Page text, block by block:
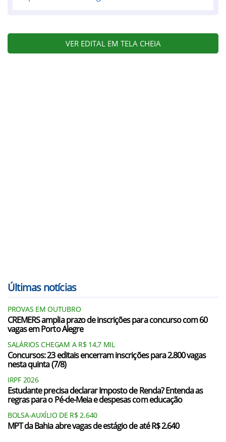
VER EDITAL EM TELA CHEIA
Últimas notícias
PROVAS EM OUTUBRO
CREMERS amplia prazo de inscrições para concurso com 60
vagas em Porto Alegre
SALÁRIOS CHEGAM A R$ 14,7 MIL
Concursos: 23 editais encerram inscrições para 2.800 vagas
nesta quinta (7/8)
IRPF 2026
Estudante precisa declarar Imposto de Renda? Entenda as
regras para o Pé-de-Meia e despesas com educação
BOLSA-AUXÍLIO DE R$ 2.640
MPT da Bahia abre vagas de estágio de até R$ 2.640